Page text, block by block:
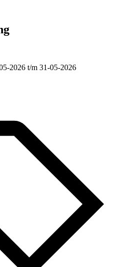
2026 t/m 31-05-2026